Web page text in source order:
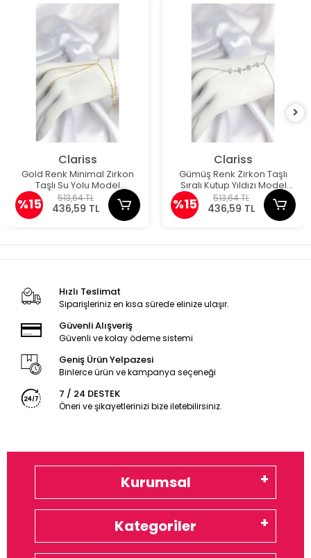
Clariss
Gold Renk Minimal Zirkon
Taşlı Su Yolu Model
Şahmeran
%15 513,64 TL
436,59 TL
Clariss
Gümüş Renk Zirkon Taşlı
Sıralı Kutup Yıldızı Model
Şahmeran
%15 513,64 TL
436,59 TL
Hızlı Teslimat
Siparişleriniz en kısa sürede elinize ulaşır.
Güvenli Alışveriş
Güvenli ve kolay ödeme sistemi
Geniş Ürün Yelpazesi
Binlerce ürün ve kampanya seçeneği
7 / 24 DESTEK
Öneri ve şikayetlerinizi bize iletebilirsiniz.
Kurumsal
Kategoriler